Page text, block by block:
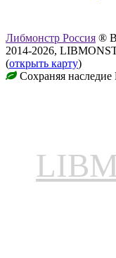
Либмонстр Россия ®
2014-2026,
(открыть карту)
Сохраняя наследие